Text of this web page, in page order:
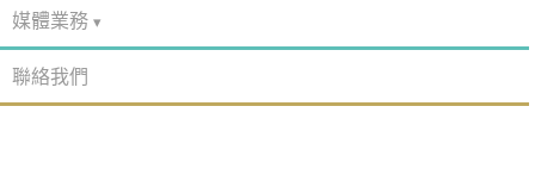
媒體業務
聯絡我們